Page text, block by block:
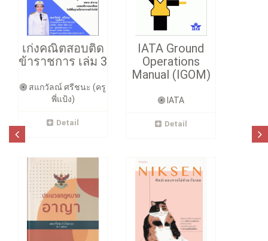
เก่งคณิตสอบติด
ข้าราชการ เล่ม 3
สแกวัลณ์ ศรีชนะ (ครู
พี่แป้ง)
Detail
IATA Ground
Operations
Manual (IGOM)
IATA
Detail